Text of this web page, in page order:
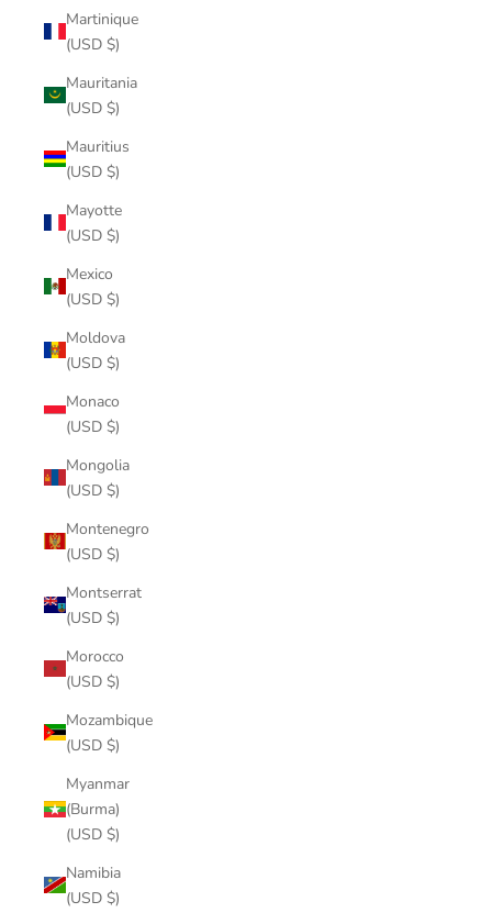
Martinique
(USD $)
Mauritania
(USD $)
Mauritius
(USD $)
Mayotte
(USD $)
Mexico
(USD $)
Moldova
(USD $)
Monaco
(USD $)
Mongolia
(USD $)
Montenegro
(USD $)
Montserrat
(USD $)
Morocco
(USD $)
Mozambique
(USD $)
Myanmar
(Burma)
(USD $)
Namibia
(USD $)